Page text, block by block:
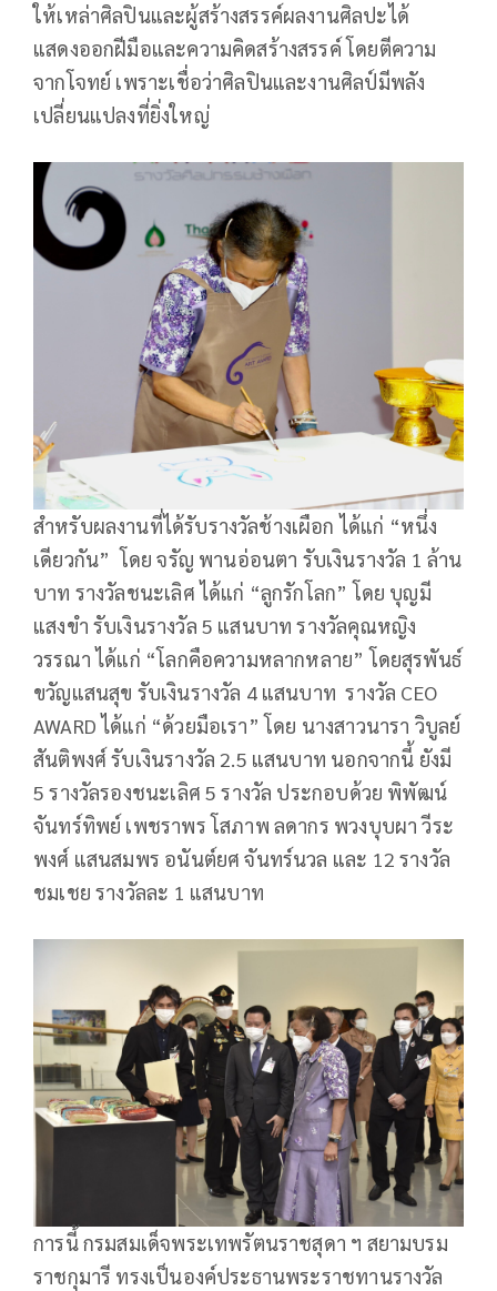
ให้เหล่าศิลปินและผู้สร้างสรรค์ผลงานศิลปะได้
แสดงออกฝีมือและความคิดสร้างสรรค์ โดยตีความ
จากโจทย์ เพราะเชื่อว่าศิลปินและงานศิลป์มีพลัง
เปลี่ยนแปลงที่ยิ่งใหญ่
สำหรับผลงานที่ได้รับรางวัลช้างเผือก ได้แก่ “หนึ่ง
เดียวกัน” โดย จรัญ พานอ่อนตา รับเงินรางวัล 1 ล้าน
บาท รางวัลชนะเลิศ ได้แก่ “ลูกรักโลก” โดย บุญมี
แสงขำ รับเงินรางวัล 5 แสนบาท รางวัลคุณหญิง
วรรณา ได้แก่ “โลกคือความหลากหลาย” โดยสุรพันธ์
ขวัญแสนสุข รับเงินรางวัล 4 แสนบาท รางวัล CEO
AWARD ได้แก่ “ด้วยมือเรา” โดย นางสาวนารา วิบูลย์
สันติพงศ์ รับเงินรางวัล 2.5 แสนบาท นอกจากนี้ ยังมี
5 รางวัลรองชนะเลิศ 5 รางวัล ประกอบด้วย พิพัฒน์
จันทร์ทิพย์ เพชราพร โสภาพ ลดากร พวงบุบผา วีระ
พงศ์ แสนสมพร อนันต์ยศ จันทร์นวล และ 12 รางวัล
ชมเชย รางวัลละ 1 แสนบาท
การนี้ กรมสมเด็จพระเทพรัตนราชสุดา ฯ สยามบรม
ราชกุมารี ทรงเป็นองค์ประธานพระราชทานรางวัล